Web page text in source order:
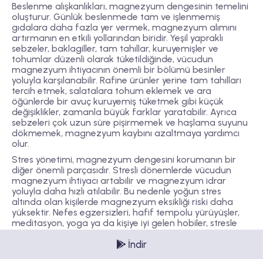
Beslenme alışkanlıkları, magnezyum dengesinin temelini
oluşturur. Günlük beslenmede tam ve işlenmemiş
gıdalara daha fazla yer vermek, magnezyum alımını
artırmanın en etkili yollarından biridir. Yeşil yapraklı
sebzeler, baklagiller, tam tahıllar, kuruyemişler ve
tohumlar düzenli olarak tüketildiğinde, vücudun
magnezyum ihtiyacının önemli bir bölümü besinler
yoluyla karşılanabilir. Rafine ürünler yerine tam tahılları
tercih etmek, salatalara tohum eklemek ve ara
öğünlerde bir avuç kuruyemiş tüketmek gibi küçük
değişiklikler, zamanla büyük farklar yaratabilir. Ayrıca
sebzeleri çok uzun süre pişirmemek ve haşlama suyunu
dökmemek, magnezyum kaybını azaltmaya yardımcı
olur.
Stres yönetimi, magnezyum dengesini korumanın bir
diğer önemli parçasıdır. Stresli dönemlerde vücudun
magnezyum ihtiyacı artabilir ve magnezyum idrar
yoluyla daha hızlı atılabilir. Bu nedenle yoğun stres
altında olan kişilerde magnezyum eksikliği riski daha
yüksektir. Nefes egzersizleri, hafif tempolu yürüyüşler,
meditasyon, yoga ya da kişiye iyi gelen hobiler, stresle
başa çıkmayı kolaylaştırarak magnezyum dengesinin
korunmasına katkı sağlayabilir. Stresi tamamen ortadan
İndir